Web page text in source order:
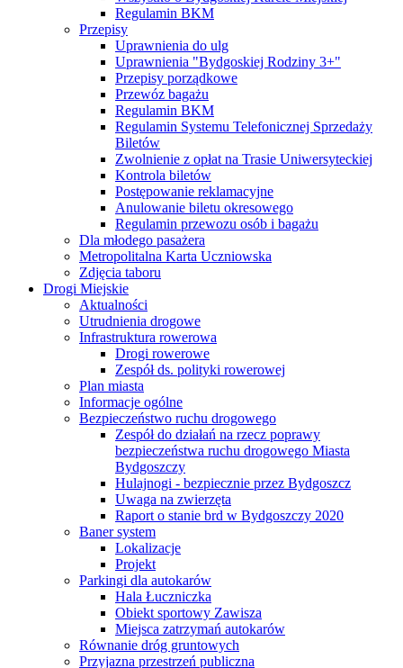
Regulamin BKM
Przepisy
Uprawnienia do ulg
Uprawnienia "Bydgoskiej Rodziny 3+"
Przepisy porządkowe
Przewóz bagażu
Regulamin BKM
Regulamin Systemu Telefonicznej Sprzedaży
Biletów
Zwolnienie z opłat na Trasie Uniwersyteckiej
Kontrola biletów
Postępowanie reklamacyjne
Anulowanie biletu okresowego
Regulamin przewozu osób i bagażu
Dla młodego pasażera
Metropolitalna Karta Uczniowska
Zdjęcia taboru
Drogi Miejskie
Aktualności
Utrudnienia drogowe
Infrastruktura rowerowa
Drogi rowerowe
Zespół ds. polityki rowerowej
Plan miasta
Informacje ogólne
Bezpieczeństwo ruchu drogowego
Zespół do działań na rzecz poprawy
bezpieczeństwa ruchu drogowego Miasta
Bydgoszczy
Hulajnogi - bezpiecznie przez Bydgoszcz
Uwaga na zwierzęta
Raport o stanie brd w Bydgoszczy 2020
Baner system
Lokalizacje
Projekt
Parkingi dla autokarów
Hala Łuczniczka
Obiekt sportowy Zawisza
Miejsca zatrzymań autokarów
Równanie dróg gruntowych
Przyjazna przestrzeń publiczna